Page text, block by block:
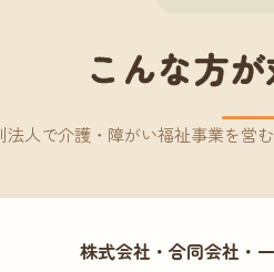
こんな方
法人で介護・障がい福祉事業を営
株式会社・合同会社・